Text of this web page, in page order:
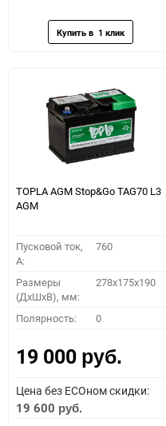
TOPLA AGM Stop&Go TAG70 L3
AGM
Пусковой ток,
A:
760
Размеры
(ДхШхВ), мм:
278x175x190
Полярность: 0
19 000 руб.
Цена без ECOном скидки:
19 600 руб.